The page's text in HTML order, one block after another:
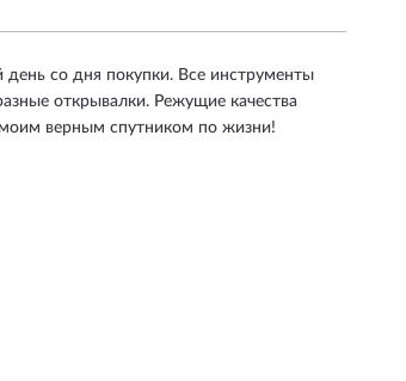
со дня покупки. Все инструменты
открывалки. Режущие качества
моим верным спутником по жизни!